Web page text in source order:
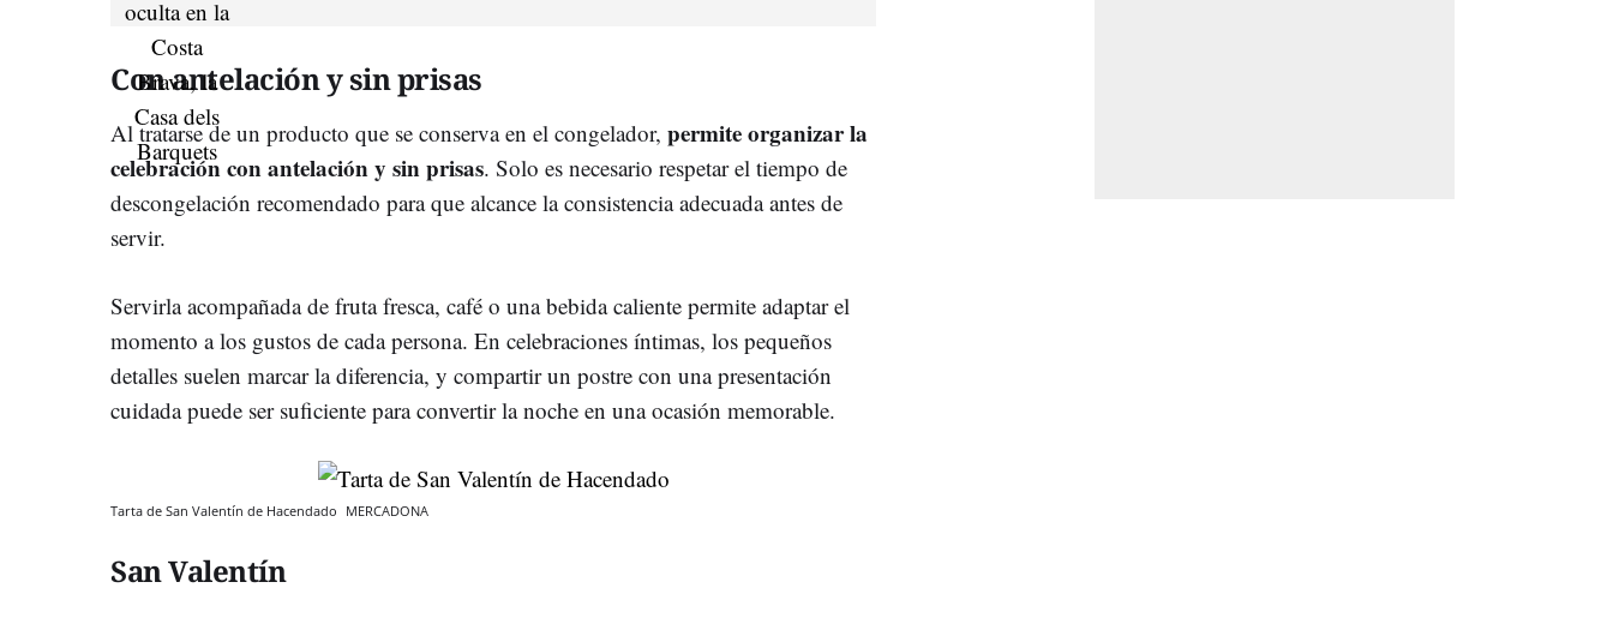
Con antelación y sin prisas
Al tratarse de un producto que se conserva en el congelador, permite organizar la
celebración con antelación y sin prisas. Solo es necesario respetar el tiempo de
descongelación recomendado para que alcance la consistencia adecuada antes de
servir.
Servirla acompañada de fruta fresca, café o una bebida caliente permite adaptar el
momento a los gustos de cada persona. En celebraciones íntimas, los pequeños
detalles suelen marcar la diferencia, y compartir un postre con una presentación
cuidada puede ser suficiente para convertir la noche en una ocasión memorable.
Tarta de San Valentín de Hacendado MERCADONA
San Valentín